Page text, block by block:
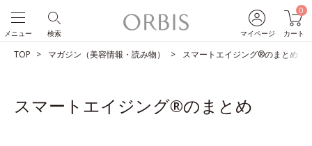
マイページ
0
カート
検索
メニュー
TOP マガジン（美容情報・読み物） スマートエイジング®のまとめ
スマートエイジング®のまとめ